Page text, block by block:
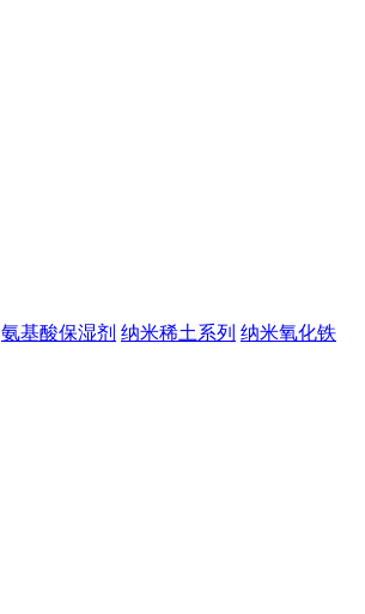
氨基酸保湿剂 纳米稀土系列 纳米氧化铁